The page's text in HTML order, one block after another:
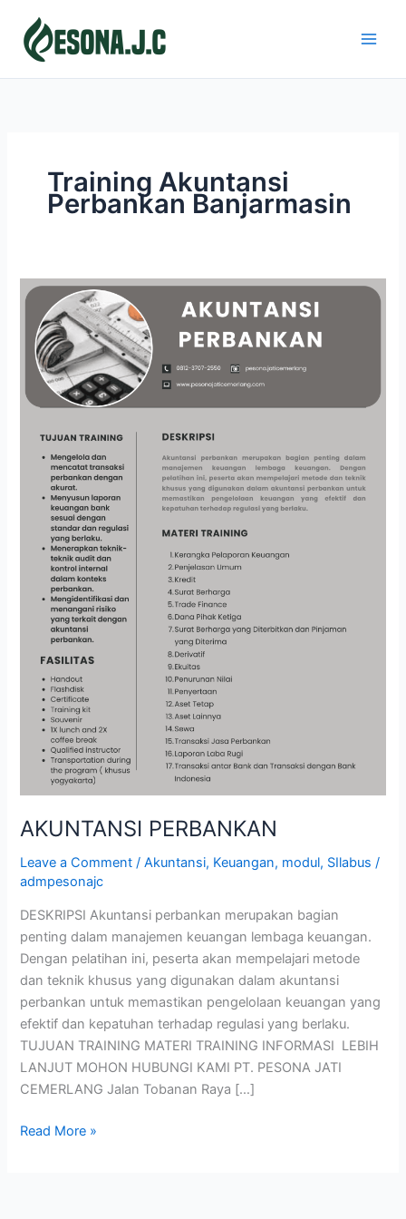
content
Training Akuntansi
Perbankan Banjarmasin
AKUNTANSI PERBANKAN
Leave a Comment /Akuntansi, Keuangan, modul, SIlabus /
admpesonajc
DESKRIPSI Akuntansi perbankan merupakan bagian
penting dalam manajemen keuangan lembaga keuangan.
Dengan pelatihan ini, peserta akan mempelajari metode
dan teknik khusus yang digunakan dalam akuntansi
perbankan untuk memastikan pengelolaan keuangan yang
efektif dan kepatuhan terhadap regulasi yang berlaku.
TUJUAN TRAINING MATERI TRAINING INFORMASI LEBIH
LANJUT MOHON HUBUNGI KAMI PT. PESONA JATI
CEMERLANG Jalan Tobanan Raya […]
AKUNTANSI
PERBANKAN
Read More »